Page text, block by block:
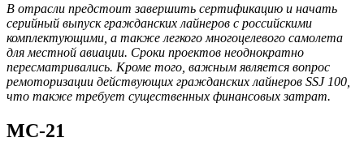
В отрасли предстоит завершить сертификацию и начать
серийный выпуск гражданских лайнеров с российскими
комплектующими, а также легкого многоцелевого самолета
для местной авиации. Сроки проектов неоднократно
пересматривались. Кроме того, важным является вопрос
ремоторизации действующих гражданских лайнеров SSJ 100,
что также требует существенных финансовых затрат.
МС-21